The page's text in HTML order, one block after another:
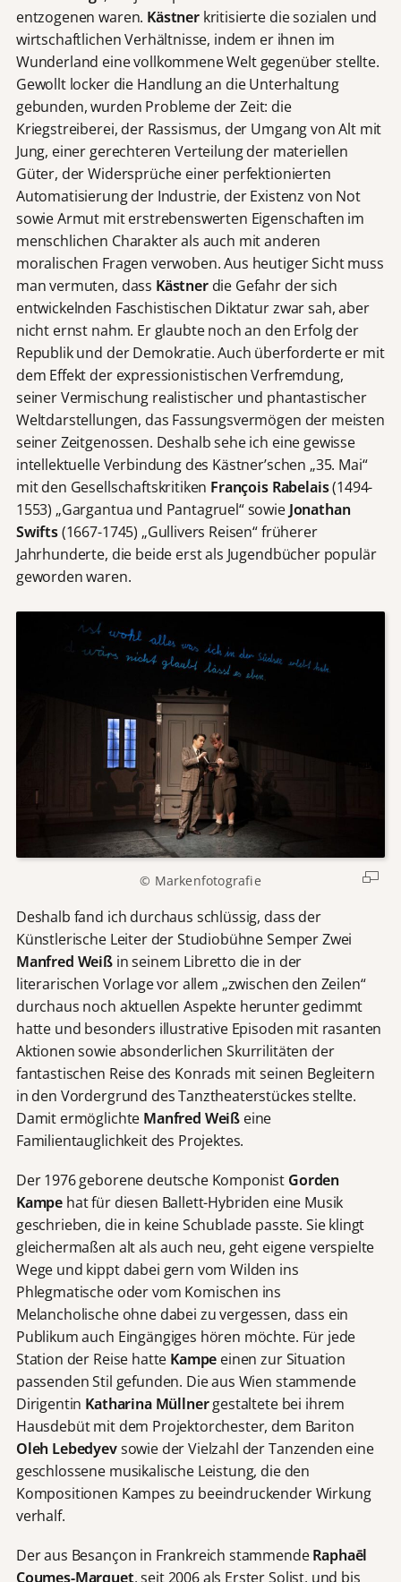
entzogenen waren. Kästnerkritisierte die sozialen und
wirtschaftlichen Verhältnisse, indem er ihnen im
Wunderland eine vollkommene Welt gegenüber stellte.
Gewollt locker die Handlung an die Unterhaltung
gebunden, wurden Probleme der Zeit: die
Kriegstreiberei, der Rassismus, der Umgang von Alt mit
Jung, einer gerechteren Verteilung der materiellen
Güter, der Widersprüche einer perfektionierten
Automatisierung der Industrie, der Existenz von Not
sowie Armut mit erstrebenswerten Eigenschaften im
menschlichen Charakter als auch mit anderen
moralischen Fragen verwoben. Aus heutiger Sicht muss
man vermuten, dass Kästnerdie Gefahr der sich
entwickelnden Faschistischen Diktatur zwar sah, aber
nicht ernst nahm. Er glaubte noch an den Erfolg der
Republik und der Demokratie. Auch überforderte er mit
dem Effekt der expressionistischen Verfremdung,
seiner Vermischung realistischer und phantastischer
Weltdarstellungen, das Fassungsvermögen der meisten
seiner Zeitgenossen. Deshalb sehe ich eine gewisse
intellektuelle Verbindung des Kästner’schen „35. Mai“
mit den Gesellschaftskritiken François Rabelais(1494-
1553) „Gargantua und Pantagruel“ sowie Jonathan
Swifts(1667-1745) „Gullivers Reisen“ früherer
Jahrhunderte, die beide erst als Jugendbücher populär
geworden waren.
© Markenfotografie
Deshalb fand ich durchaus schlüssig, dass der
Künstlerische Leiter der Studiobühne Semper Zwei
Manfred Weiß in seinem Libretto die in der
literarischen Vorlage vor allem „zwischen den Zeilen“
durchaus noch aktuellen Aspekte herunter gedimmt
hatte und besonders illustrative Episoden mit rasanten
Aktionen sowie absonderlichen Skurrilitäten der
fantastischen Reise des Konrads mit seinen Begleitern
in den Vordergrund des Tanztheaterstückes stellte.
Damit ermöglichte Manfred Weiß eine
Familientauglichkeit des Projektes.
Der 1976 geborene deutsche Komponist Gorden
Kampe hat für diesen Ballett-Hybriden eine Musik
geschrieben, die in keine Schublade passte. Sie klingt
gleichermaßen alt als auch neu, geht eigene verspielte
Wege und kippt dabei gern vom Wilden ins
Phlegmatische oder vom Komischen ins
Melancholische ohne dabei zu vergessen, dass ein
Publikum auch Eingängiges hören möchte. Für jede
Station der Reise hatte Kampe einen zur Situation
passenden Stil gefunden. Die aus Wien stammende
Dirigentin Katharina Müllnergestaltete bei ihrem
Hausdebüt mit dem Projektorchester, dem Bariton
Oleh Lebedyevsowie der Vielzahl der Tanzenden eine
geschlossene musikalische Leistung, die den
Kompositionen Kampes zu beeindruckender Wirkung
verhalf.
Der aus Besançon in Frankreich stammendeRaphaēl
Coumes-Marquet, seit 2006 als Erster Solist, und bis